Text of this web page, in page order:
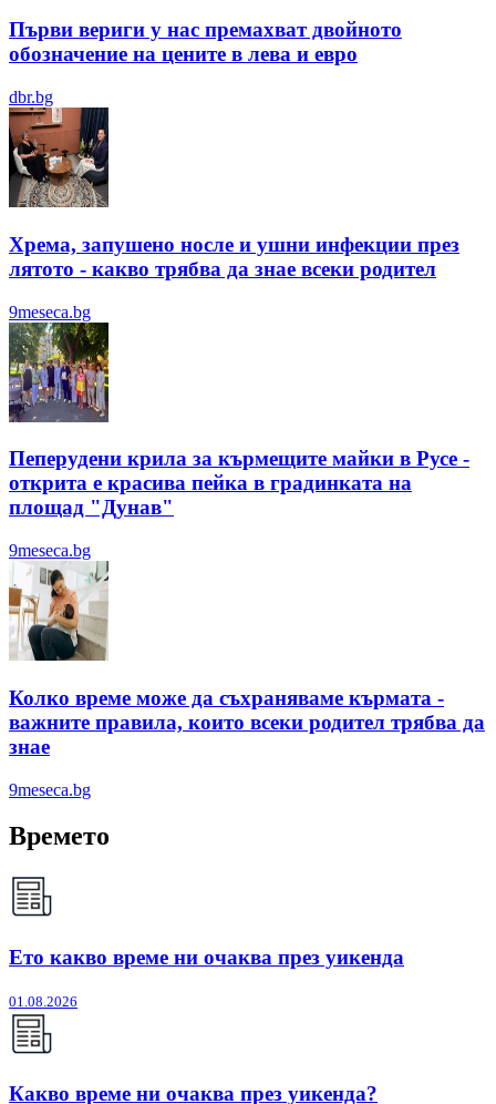
Първи вериги у нас премахват двойното
обозначение на цените в лева и евро
dbr.bg
Хрема, запушено носле и ушни инфекции през
лятотo - какво трябва да знае всеки родител
9meseca.bg
Пеперудени крила за кърмещите майки в Русе -
открита е красива пейка в градинката на
площад "Дунав"
9meseca.bg
Колко време може да съхраняваме кърмата -
важните правила, които всеки родител трябва да
знае
9meseca.bg
Времето
Ето какво време ни очаква през уикенда
01.08.2026
Какво време ни очаква през уикенда?